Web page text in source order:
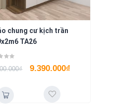
chung cư kịch trần
TA26
₫ 9.390.000₫